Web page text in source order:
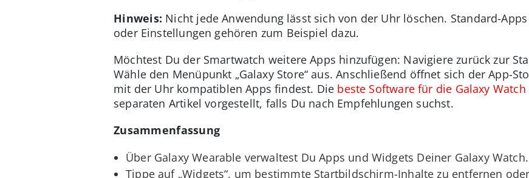
Hinweis: Nicht jede Anwendung lässt sich von der Uhr löschen. Standard-
oder Einstellungen gehören zum Beispiel dazu.
Möchtest Du der Smartwatch weitere Apps hinzufügen: Navigiere zurück zur
Wähle den Menüpunkt „Galaxy Store“ aus. Anschließend öffnet sich der App-
mit der Uhr kompatiblen Apps findest. Die beste Software für die Galaxy Watch
separaten Artikel vorgestellt, falls Du nach Empfehlungen suchst.
Zusammenfassung
Über Galaxy Wearable verwaltest Du Apps und Widgets Deiner Galaxy Watch.
Tippe auf „Widgets“, um bestimmte Startbildschirm-Inhalte zu entfernen